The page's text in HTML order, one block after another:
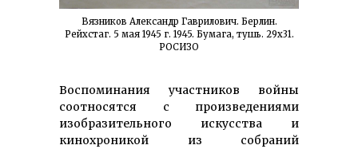
Вязников Александр Гаврилович. Берлин.
Рейхстаг. 5 мая 1945 г. 1945. Бумага, тушь. 29х31.
РОСИЗО
Воспоминания участников войны
соотносятся с произведениями
изобразительного искусства и
кинохроникой из собраний